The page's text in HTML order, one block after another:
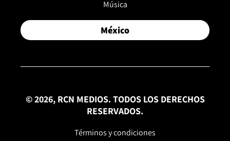
Música
México
© 2026, RCN MEDIOS. TODOS LOS DERECHOS
RESERVADOS.
Términos y condiciones